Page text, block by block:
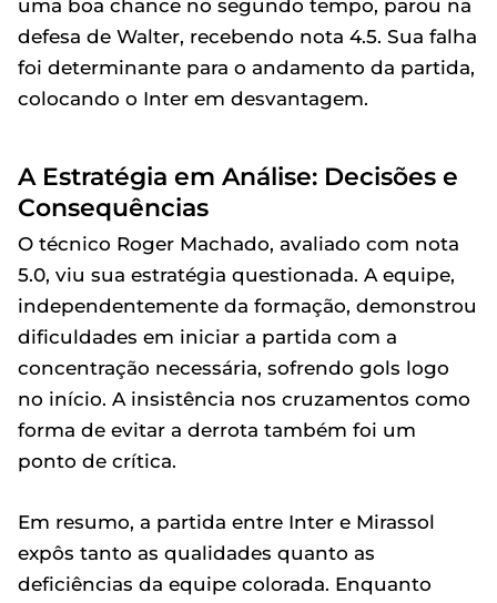
uma boa chance no segundo tempo, parou na
defesa de Walter, recebendo nota 4.5. Sua falha
foi determinante para o andamento da partida,
colocando o Inter em desvantagem.
A Estratégia em Análise: Decisões e
Consequências
O técnico Roger Machado, avaliado com nota
5.0, viu sua estratégia questionada. A equipe,
independentemente da formação, demonstrou
dificuldades em iniciar a partida com a
concentração necessária, sofrendo gols logo
no início. A insistência nos cruzamentos como
forma de evitar a derrota também foi um
ponto de crítica.
Em resumo, a partida entre Inter e Mirassol
expôs tanto as qualidades quanto as
deficiências da equipe colorada. Enquanto